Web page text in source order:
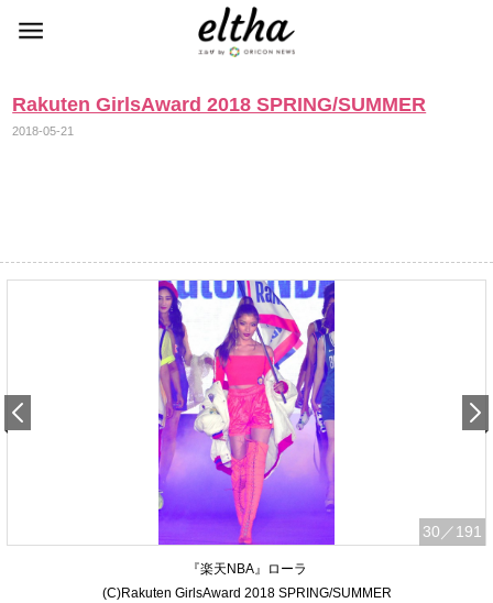
Rakuten GirlsAward 2018 SPRING/SUMMER
2018-05-21
30 ／191
『楽天NBA』ローラ
(C)Rakuten GirlsAward 2018 SPRING/SUMMER